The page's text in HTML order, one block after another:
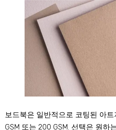
보드북은 일반적으로 코팅된 아
GSM 또는 200 GSM. 선택은 원하